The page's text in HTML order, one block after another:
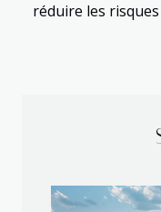
réduire les